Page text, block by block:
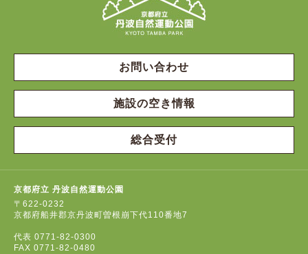
お問い合わせ
施設の空き情報
総合受付
京都府立 丹波自然運動公園
〒622-0232
京都府船井郡京丹波町曽根崩下代110番地7
代表 0771-82-0300
FAX 0771-82-0480